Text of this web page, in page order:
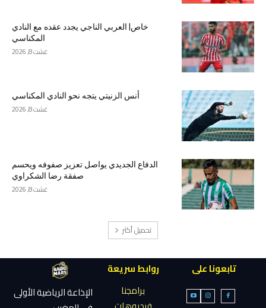
خاص| العربي الناجي يجدد عقده مع النادي
المكناسي
غشت 8, 2026
أنس الزنيتي يتجه نحو النادي المكناسي
غشت 8, 2026
الدفاع الجديدي يواصل تعزيز صفوفه ويحسم
صفقة رضا الشكراوي
غشت 8, 2026
تحميل أكثر
تابعونا على
روابط سريعة
برامجنا
الإذاعة الرياضية الأولى